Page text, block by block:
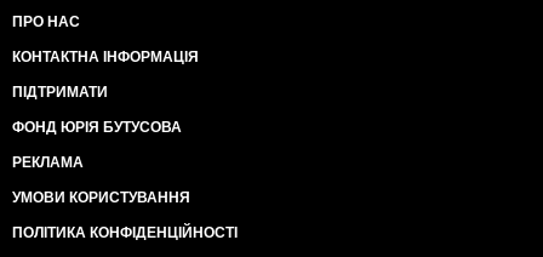
ПРО НАС
КОНТАКТНА ІНФОРМАЦІЯ
ПІДТРИМАТИ
ФОНД ЮРІЯ БУТУСОВА
РЕКЛАМА
УМОВИ КОРИСТУВАННЯ
ПОЛІТИКА КОНФІДЕНЦІЙНОСТІ